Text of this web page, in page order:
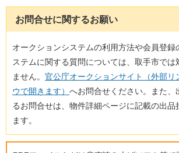
お問合せに関するお願い
オークションシステムの利用方法や会員登録
ステムに関する質問については、取手市では
ません。 官公庁オークションサイト（外部リ
ウで開きます） へお問合せください。また、
るお問合せは、物件詳細ページに記載の出品
ます。